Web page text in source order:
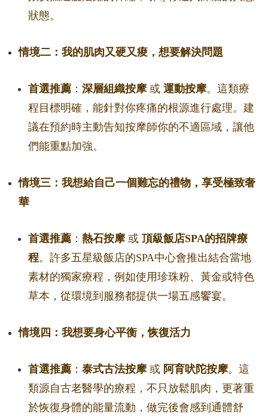
狀態。
情境二：我的肌肉又硬又痠，想要解決問題
首選推薦 ： 深層組織按摩或 運動按摩。這類療
程目標明確，能針對你疼痛的根源進行處理。建
議在預約時主動告知按摩師你的不適區域，讓他
們能重點加強。
情境三：我想給自己一個難忘的禮物，享受極致奢
華
首選推薦 ： 熱石按摩或 頂級飯店SPA的招牌療
程。許多五星級飯店的SPA中心會推出結合當地
素材的獨家療程，例如使用珍珠粉、黃金或特色
草本，從環境到服務都提供一場五感饗宴。
情境四：我想要身心平衡，恢復活力
首選推薦 ： 泰式古法按摩或 阿育吠陀按摩。這
類源自古老醫學的療程，不只放鬆肌肉，更著重
於恢復身體的能量流動，做完後會感到通體舒